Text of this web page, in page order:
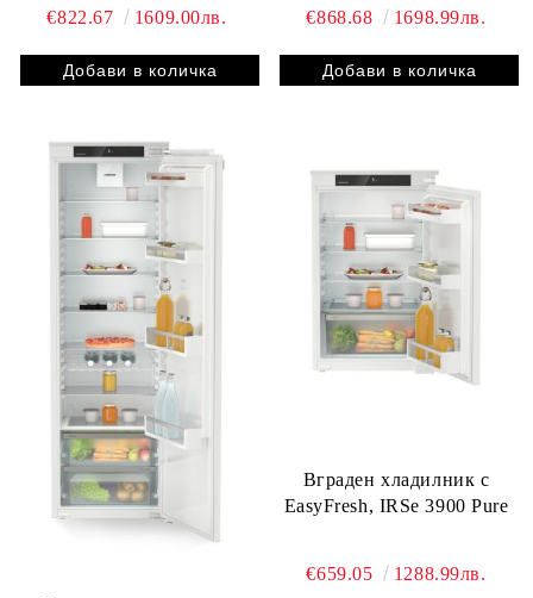
€822.67 1609.00лв. €868.68 1698.99лв.
Вграден хладилник с
EasyFresh, IRSe 3900 Pure
€659.05 1288.99лв.